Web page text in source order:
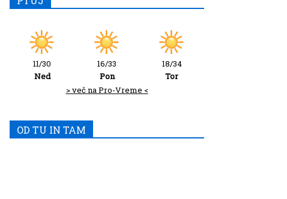
11/30
Ned
16/33
Pon
18/34
Tor
> več na Pro-Vreme <
OD TU IN TAM